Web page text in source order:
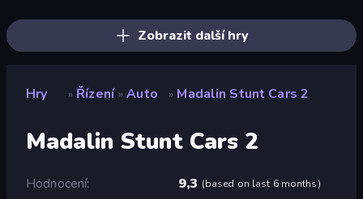
Zobrazit další hry
Hry » Řízení » Auto » Madalin Stunt Cars 2
Madalin Stunt Cars 2
Hodnocení 9,3 (based on last 6 months)